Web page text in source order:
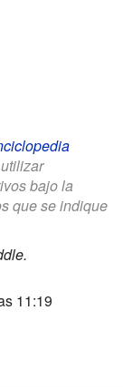
bajo la
que se indique
11:19